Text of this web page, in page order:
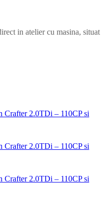
in atelier cu masina, situat